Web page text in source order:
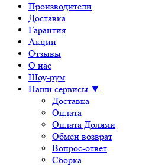
Производители
Доставка
Гарантия
Акции
Отзывы
О нас
Шоу-рум
Наши сервисы ▼
Доставка
Оплата
Оплата Долями
Обмен возврат
Вопрос-ответ
Сборка